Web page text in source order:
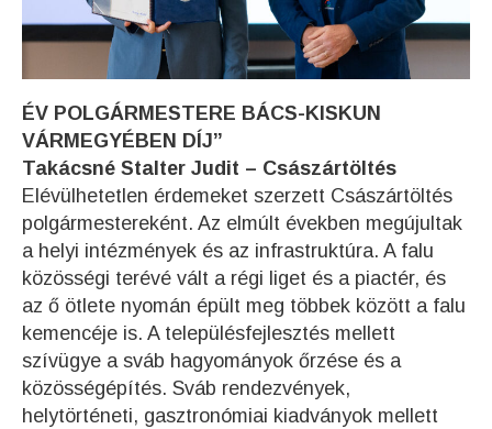
ÉV POLGÁRMESTERE BÁCS-KISKUN
VÁRMEGYÉBEN DÍJ”
Takácsné Stalter Judit – Császártöltés
Elévülhetetlen érdemeket szerzett Császártöltés
polgármestereként. Az elmúlt években megújultak
a helyi intézmények és az infrastruktúra. A falu
közösségi terévé vált a régi liget és a piactér, és
az ő ötlete nyomán épült meg többek között a falu
kemencéje is. A településfejlesztés mellett
szívügye a sváb hagyományok őrzése és a
közösségépítés. Sváb rendezvények,
helytörténeti, gasztronómiai kiadványok mellett